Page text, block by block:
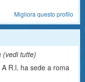
Migliora questo profilo
(vedi tutte)
R.l. ha sede a roma